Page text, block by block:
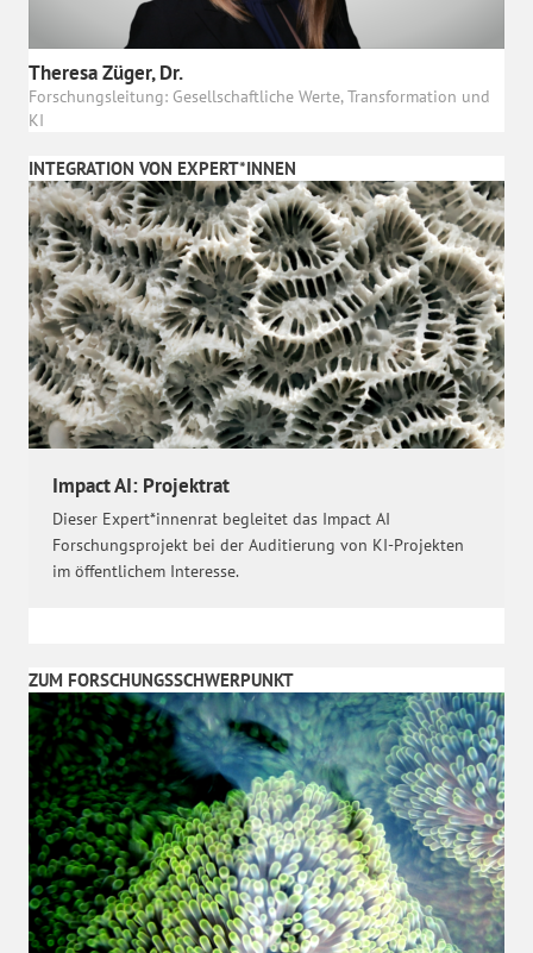
Theresa Züger, Dr.
Forschungsleitung: Gesellschaftliche Werte, Transformation und
KI
INTEGRATION VON EXPERT*INNEN
Impact AI: Projektrat
Dieser Expert*innenrat begleitet das Impact AI
Forschungsprojekt bei der Auditierung von KI-Projekten
im öffentlichem Interesse.
ZUM FORSCHUNGSSCHWERPUNKT